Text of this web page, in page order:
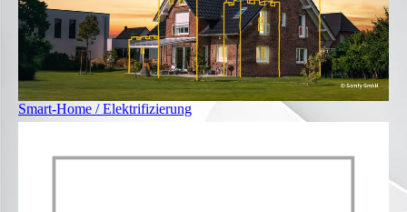
Smart-Home / Elektrifizierung